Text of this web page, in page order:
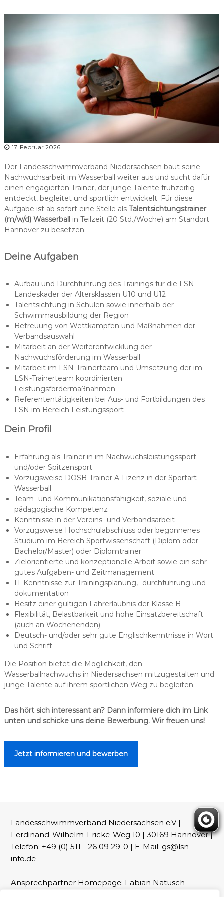
b
N
a
h
s
e
n
17. Februar 2026
Der Landesschwimmverband Niedersachsen baut seine
Nachwuchsarbeit im Wasserball weiter aus und sucht dafür
einen engagierten Trainer, der junge Talente frühzeitig
entdeckt, begleitet und sportlich entwickelt. Für diese
Aufgabe ist ab sofort eine Stelle als Talentsichtungstrainer
(m/w/d) Wasserballin Teilzeit (20 Std./Woche) am Standort
Hannover zu besetzen.
Deine Aufgaben
Aufbau und Durchführung des Trainings für die LSN-
Landeskader der Altersklassen U10 und U12
Talentsichtung in Schulen sowie innerhalb der
Schwimmausbildung der Region
Betreuung von Wettkämpfen und Maßnahmen der
Verbandsauswahl
Mitarbeit an der Weiterentwicklung der
Nachwuchsförderung im Wasserball
Mitarbeit im LSN-Trainerteam und Umsetzung der im
LSN-Trainerteam koordinierten
Leistungsfördermaßnahmen
Referententätigkeiten bei Aus- und Fortbildungen des
LSN im Bereich Leistungssport
Dein Profil
Erfahrung als Trainer:in im Nachwuchsleistungssport
und/oder Spitzensport
Vorzugsweise DOSB-Trainer A-Lizenz in der Sportart
Wasserball
Team- und Kommunikationsfähigkeit, soziale und
pädagogische Kompetenz
Kenntnisse in der Vereins- und Verbandsarbeit
Vorzugsweise Hochschulabschluss oder begonnenes
Studium im Bereich Sportwissenschaft (Diplom oder
Bachelor/Master) oder Diplomtrainer
Zielorientierte und konzeptionelle Arbeit sowie ein sehr
gutes Aufgaben- und Zeitmanagement
IT-Kenntnisse zur Trainingsplanung, -durchführung und -
dokumentation
Besitz einer gültigen Fahrerlaubnis der Klasse B
Flexibilität, Belastbarkeit und hohe Einsatzbereitschaft
(auch an Wochenenden)
Deutsch- und/oder sehr gute Englischkenntnisse in Wort
und Schrift
Die Position bietet die Möglichkeit, den
Wasserballnachwuchs in Niedersachsen mitzugestalten und
junge Talente auf ihrem sportlichen Weg zu begleiten.
Das hört sich interessant an? Dann informiere dich im Link
unten und schicke uns deine Bewerbung. Wir freuen uns!
Jetzt informieren und bewerben
Landesschwimmverband Niedersachsen e.V |
Ferdinand-Wilhelm-Fricke-Weg 10 | 30169 Hannover |
Telefon: +49 (0) 511 - 26 09 29-0 | E-Mail: gs@lsn-
info.de
Ansprechpartner Homepage: Fabian Natusch